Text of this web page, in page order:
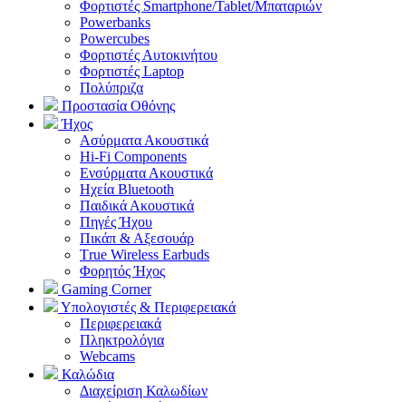
Φορτιστές Smartphone/Tablet/Μπαταριών
Powerbanks
Powercubes
Φορτιστές Αυτοκινήτου
Φορτιστές Laptop
Πολύπριζα
Προστασία Οθόνης
Ήχος
Ασύρματα Ακουστικά
Hi-Fi Components
Ενσύρματα Ακουστικά
Ηχεία Bluetooth
Παιδικά Ακουστικά
Πηγές Ήχου
Πικάπ & Αξεσουάρ
Τrue Wireless Earbuds
Φορητός Ήχος
Gaming Corner
Υπολογιστές & Περιφερειακά
Περιφερειακά
Πληκτρολόγια
Webcams
Καλώδια
Διαχείριση Καλωδίων